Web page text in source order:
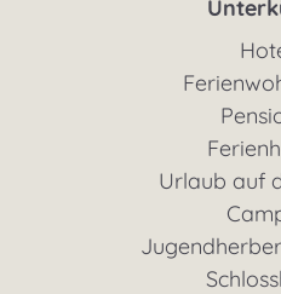
Urlaub auf